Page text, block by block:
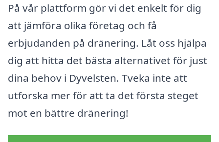
På vår plattform gör vi det enkelt för dig
att jämföra olika företag och få
erbjudanden på dränering. Låt oss hjälpa
dig att hitta det bästa alternativet för just
dina behov i Dyvelsten. Tveka inte att
utforska mer för att ta det första steget
mot en bättre dränering!